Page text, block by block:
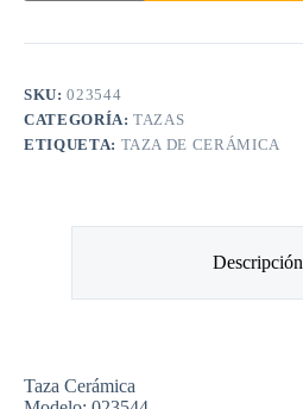
SKU:023544
CATEGORÍA:TAZAS
ETIQUETA: TAZA DE CERÁMICA
Descripción
Taza Cerámica